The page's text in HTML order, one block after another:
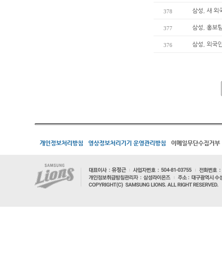
378 삼성, 새 외
377 삼성, 홍보
376 삼성, 외국
개인정보처리방침 영상정보처리기기 운영관리방침 이메일무단수집거부